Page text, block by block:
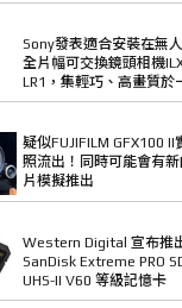
Sony發表適合安裝在無
全片幅可交換鏡頭相機
LR1，集輕巧、高畫質於
疑似FUJIFILM GFX100 II
照流出！同時可能會有
片模擬推出
Western Digital 宣布推
SanDisk Extreme PRO
UHS-II V60 等級記憶卡